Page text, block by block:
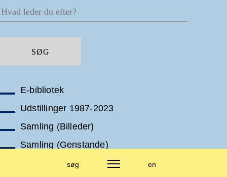
søg en
E-bibliotek
Udstillinger 1987-2023
Samling (Billeder)
Samling (Genstande)